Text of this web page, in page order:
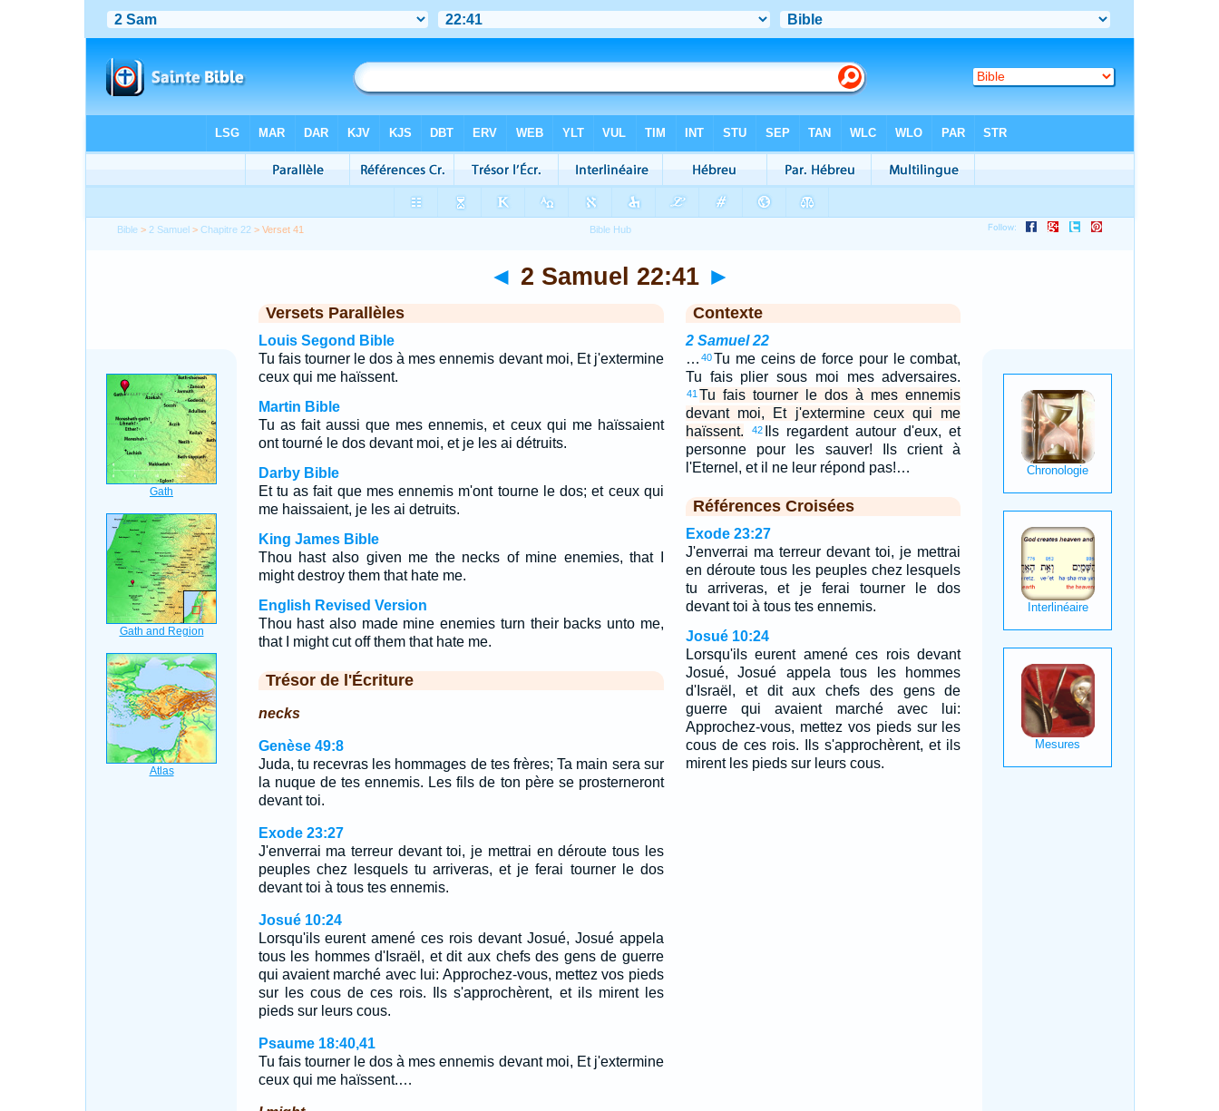
Bible > 2 Samuel >Chapitre 22 > Verset 41
◄ 2 Samuel 22:41 ►
Versets Parallèles
Louis Segond Bible
Tu fais tourner le dos à mes ennemis devant moi, Et j'extermine
ceux qui me haïssent.
Martin Bible
Tu as fait aussi que mes ennemis, et ceux qui me haïssaient
ont tourné le dos devant moi, et je les ai détruits.
Darby Bible
Et tu as fait que mes ennemis m'ont tourne le dos; et ceux qui
me haissaient, je les ai detruits.
King James Bible
Thou hast also given me the necks of mine enemies, that I
might destroy them that hate me.
English Revised Version
Thou hast also made mine enemies turn their backs unto me,
that I might cut off them that hate me.
Trésor de l'Écriture
necks
Genèse 49:8
Juda, tu recevras les hommages de tes frères; Ta main sera sur
la nuque de tes ennemis. Les fils de ton père se prosterneront
devant toi.
Exode 23:27
J'enverrai ma terreur devant toi, je mettrai en déroute tous les
peuples chez lesquels tu arriveras, et je ferai tourner le dos
devant toi à tous tes ennemis.
Josué 10:24
Lorsqu'ils eurent amené ces rois devant Josué, Josué appela
tous les hommes d'Israël, et dit aux chefs des gens de guerre
qui avaient marché avec lui: Approchez-vous, mettez vos pieds
sur les cous de ces rois. Ils s'approchèrent, et ils mirent les
pieds sur leurs cous.
Psaume 18:40,41
Tu fais tourner le dos à mes ennemis devant moi, Et j'extermine
ceux qui me haïssent.…
Contexte
2 Samuel 22
… 40Tu me ceins de force pour le combat,
Tu fais plier sous moi mes adversaires.
41 Tu fais tourner le dos à mes ennemis
devant moi, Et j'extermine ceux qui me
haïssent.
42
Ils regardent autour d'eux, et
personne pour les sauver! Ils crient à
l'Eternel, et il ne leur répond pas!…
Références Croisées
Exode 23:27
J'enverrai ma terreur devant toi, je mettrai
en déroute tous les peuples chez lesquels
tu arriveras, et je ferai tourner le dos
devant toi à tous tes ennemis.
Josué 10:24
Lorsqu'ils eurent amené ces rois devant
Josué, Josué appela tous les hommes
d'Israël, et dit aux chefs des gens de
guerre qui avaient marché avec lui:
Approchez-vous, mettez vos pieds sur les
cous de ces rois. Ils s'approchèrent, et ils
mirent les pieds sur leurs cous.